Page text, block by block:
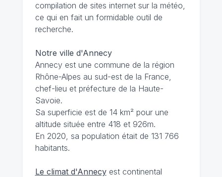
compilation de sites internet sur la météo,
ce qui en fait un formidable outil de
recherche.
Notre ville d'Annecy
Annecy est une commune de la région
Rhône-Alpes au sud-est de la France,
chef-lieu et préfecture de la Haute-
Savoie.
Sa superficie est de 14 km² pour une
altitude située entre 418 et 926m.
En 2020, sa population était de 131 766
habitants.
Le climat d'Annecyest continental